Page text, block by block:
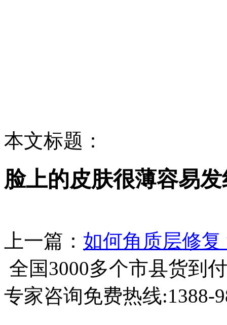
本文标题：
脸上的皮肤很薄容易
上一篇： 如何角质层修复
全国3000多个市县货到
专家咨询免费热线:1388-